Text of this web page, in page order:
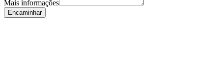
Mais informações
Encaminhar